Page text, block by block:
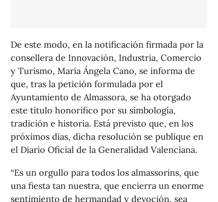
De este modo, en la notificación firmada por la
consellera de Innovación, Industria, Comercio
y Turismo, María Ángela Cano, se informa de
que, tras la petición formulada por el
Ayuntamiento de Almassora, se ha otorgado
este título honorífico por su simbología,
tradición e historia. Está previsto que, en los
próximos días, dicha resolución se publique en
el Diario Oficial de la Generalidad Valenciana.
“Es un orgullo para todos los almassorins, que
una fiesta tan nuestra, que encierra un enorme
sentimiento de hermandad y devoción, sea